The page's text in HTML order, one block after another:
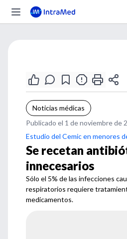
Noticias médicas
Publicado el 1 de noviembre de
Estudio del Cemic en menores
Se recetan
innecesarios
Sólo el 5% de las infecciones
respiratorios requiere
medicamentos.